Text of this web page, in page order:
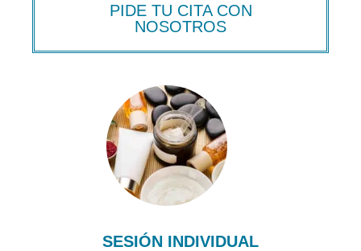
PIDE TU CITA CON
NOSOTROS
SESIÓN INDIVIDUAL